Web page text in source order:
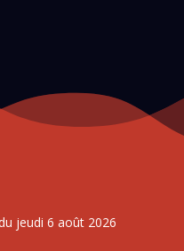
du jeudi 6 août 2026